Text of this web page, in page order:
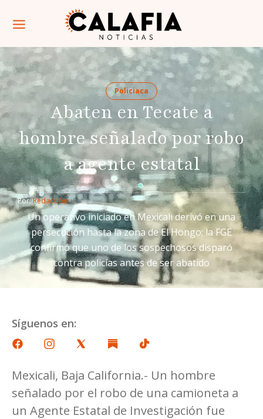
Policiaca
Abaten en Tecate a
hombre señalado por robo
a agente estatal
Por: Redacción
Un operativo iniciado en Mexicali derivó en una
persecución hasta la zona de El Hongo; la FGE
confirmó que uno de los sospechosos disparó
contra policías antes de ser abatido
Síguenos en:
Mexicali, Baja California.- Un hombre
señalado por el robo de una camioneta a
un Agente Estatal de Investigación fue